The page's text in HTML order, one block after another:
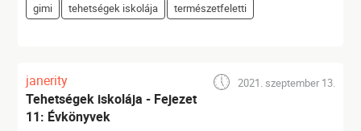
gimi tehetségek iskolája természetfeletti
janerity 2021. szeptember 13.
Tehetségek iskolája - Fejezet
11: Évkönyvek